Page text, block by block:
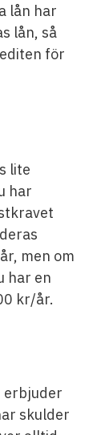
lån har
lån, så
för
lite
har
men om
har en
kr/år.
erbjuder
skulder